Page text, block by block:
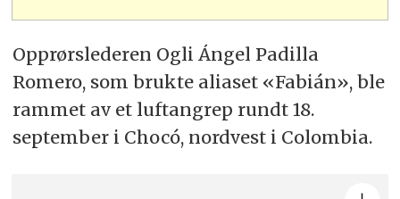
Opprørslederen Ogli Ángel Padilla
Romero, som brukte aliaset «Fabián», ble
rammet av et luftangrep rundt 18.
september i Chocó, nordvest i Colombia.